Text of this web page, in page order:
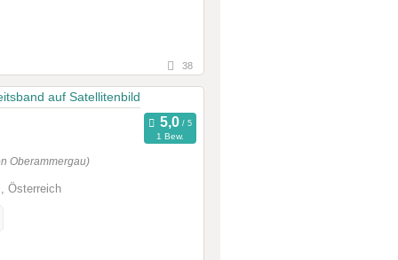
38
1 Bew.
Oberammergau)
Österreich